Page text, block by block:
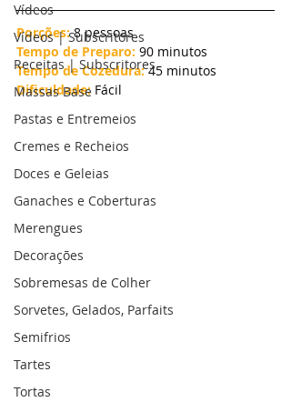
Vídeos
Vídeos | Subscritores
Receitas | Subscritores
Massas Base
Pastas e Entremeios
Cremes e Recheios
Doces e Geleias
Ganaches e Coberturas
Merengues
Decorações
Sobremesas de Colher
Sorvetes, Gelados, Parfaits
Semifrios
Tartes
Tortas
Porções: 8 pessoas
Tempo de Preparo: 90 minutos
Tempo de Cozedura: 45 minutos
Dificuldade: Fácil